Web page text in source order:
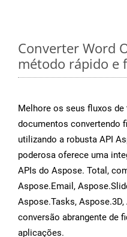
Converter Word
método rápido e
Melhore os seus fluxos
documentos convertendo
utilizando a robusta API
poderosa oferece uma
APIs do Aspose. Total,
Aspose.Email,
Aspose.Tasks,
conversão abrangente de
aplicações.